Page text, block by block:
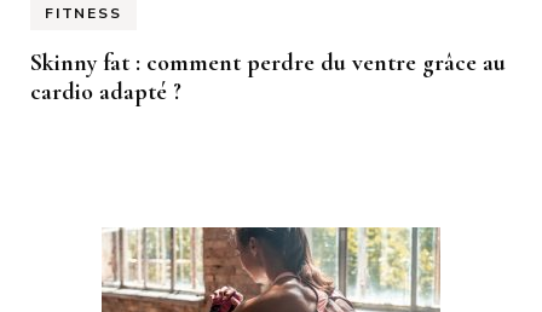
FITNESS
Skinny fat : comment perdre du ventre grâce au
cardio adapté ?